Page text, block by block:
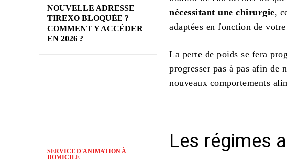
NOUVELLE ADRESSE
TIREXO BLOQUÉE ?
COMMENT Y ACCÉDER
EN 2026 ?
SERVICE D'ANIMATION À
DOMICILE
nécessitant une chirurgie,
adaptées en fonction de
La perte de poids se fera
progresser pas à pas afin de
nouveaux comportements
Les régimes